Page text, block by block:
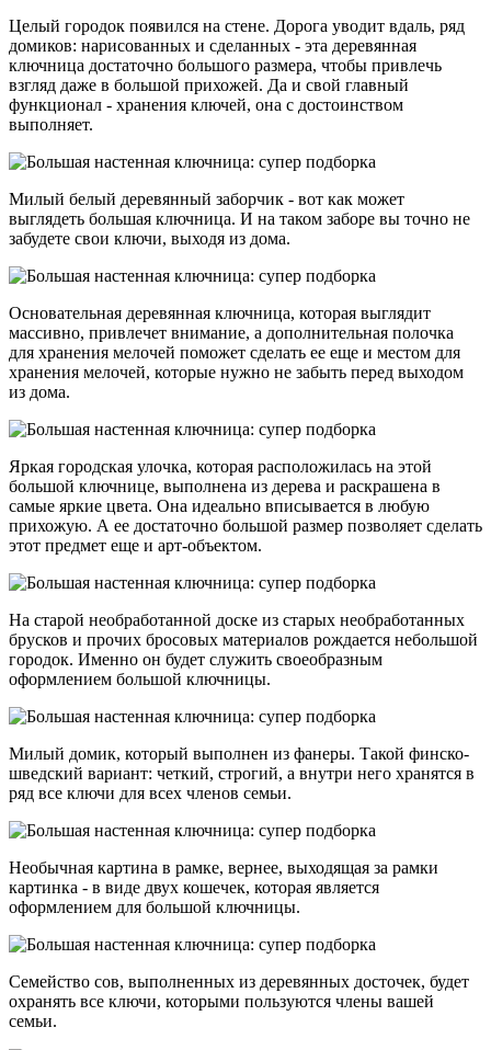
Целый городок появился на стене. Дорога уводит вдаль, ряд
домиков: нарисованных и сделанных - эта деревянная
ключница достаточно большого размера, чтобы привлечь
взгляд даже в большой прихожей. Да и свой главный
функционал - хранения ключей, она с достоинством
выполняет.
Милый белый деревянный заборчик - вот как может
выглядеть большая ключница. И на таком заборе вы точно не
забудете свои ключи, выходя из дома.
Основательная деревянная ключница, которая выглядит
массивно, привлечет внимание, а дополнительная полочка
для хранения мелочей поможет сделать ее еще и местом для
хранения мелочей, которые нужно не забыть перед выходом
из дома.
Яркая городская улочка, которая расположилась на этой
большой ключнице, выполнена из дерева и раскрашена в
самые яркие цвета. Она идеально вписывается в любую
прихожую. А ее достаточно большой размер позволяет сделать
этот предмет еще и арт-объектом.
На старой необработанной доске из старых необработанных
брусков и прочих бросовых материалов рождается небольшой
городок. Именно он будет служить своеобразным
оформлением большой ключницы.
Милый домик, который выполнен из фанеры. Такой финско-
шведский вариант: четкий, строгий, а внутри него хранятся в
ряд все ключи для всех членов семьи.
Необычная картина в рамке, вернее, выходящая за рамки
картинка - в виде двух кошечек, которая является
оформлением для большой ключницы.
Семейство сов, выполненных из деревянных досточек, будет
охранять все ключи, которыми пользуются члены вашей
семьи.